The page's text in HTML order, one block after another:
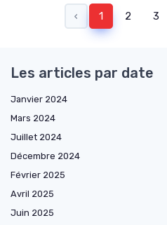
‹ 1 2 3
Les articles par date
Janvier 2024
Mars 2024
Juillet 2024
Décembre 2024
Février 2025
Avril 2025
Juin 2025